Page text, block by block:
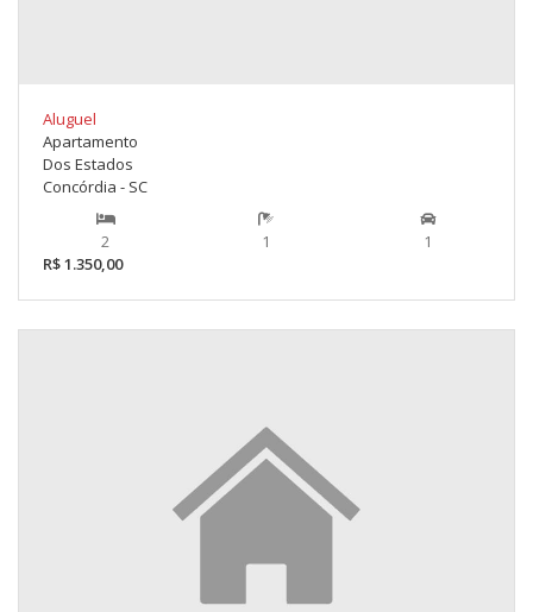
Aluguel
Apartamento
Dos Estados
Concórdia - SC
2 1
1
R$ 1.350,00